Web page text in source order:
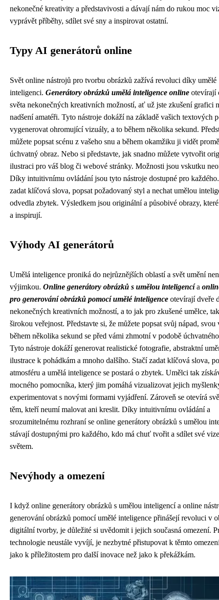
nekonečné kreativity a představivosti a dávají nám do rukou moc
vyprávět příběhy, sdílet své sny a inspirovat ostatní.
Typy AI generátorů online
Svět online nástrojů pro tvorbu obrázků zažívá revoluci díky umělé
inteligenci. Generátory obrázků umělá inteligence online otevírají
světa nekonečných kreativních možností, ať už jste zkušení grafici
nadšení amatéři. Tyto nástroje dokáží na základě vašich textových
vygenerovat ohromující vizuály, a to během několika sekund.
můžete popsat scénu z vašeho snu a během okamžiku ji vidět
úchvatný obraz. Nebo si představte, jak snadno můžete vytvořit
ilustraci pro váš blog či webové stránky. Možnosti jsou vskutku
Díky intuitivnímu ovládání jsou tyto nástroje dostupné pro
zadat klíčová slova, popsat požadovaný styl a nechat umělou
odvedla zbytek. Výsledkem jsou originální a působivé obrazy,
a inspirují.
Výhody AI generátorů
Umělá inteligence proniká do nejrůznějších oblastí a svět umění
výjimkou. Online generátory obrázků s umělou inteligencía
pro generování obrázků pomocí umělé inteligence otevírají dveře
nekonečných kreativních možností, a to jak pro zkušené umělce,
širokou veřejnost. Představte si, že můžete popsat svůj nápad, svou
během několika sekund se před vámi zhmotní v podobě
Tyto nástroje dokáží generovat realistické fotografie, abstraktní
ilustrace k pohádkám a mnoho dalšího. Stačí zadat klíčová slova,
atmosféru a umělá inteligence se postará o zbytek. Umělci tak
mocného pomocníka, který jim pomáhá vizualizovat jejich
experimentovat s novými formami vyjádření. Zároveň se otevírá
těm, kteří neumí malovat ani kreslit. Díky intuitivnímu ovládání a
srozumitelnému rozhraní se online generátory obrázků s umělou
stávají dostupnými pro každého, kdo má chuť tvořit a sdílet své
světem.
Nevýhody a omezení
I když online generátory obrázků s umělou inteligencí a online
generování obrázků pomocí umělé inteligence přinášejí revoluci v
digitální tvorby, je důležité si uvědomit i jejich současná omezení.
technologie neustále vyvíjí, je nezbytné přistupovat k těmto
jako k příležitostem pro další inovace než jako k překážkám.